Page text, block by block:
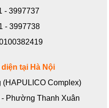
- 3997737
- 3997738
tại Hà Nội
Complex)
Phường Thanh Xuân